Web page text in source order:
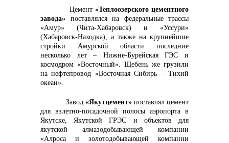
info@vostokcement.ru
Цемент«Теплоозерского цементного
завода» поставлялся на федеральные трассы
«Амур» (Чита-Хабаровск) и «Уссури»
(Хабаровск-Находка), а также на крупнейшие
стройки Амурской области последние
несколько лет – Нижне-Бурейская ГЭС и
космодром «Восточный». Щебень же грузили
на нефтепровод «Восточная Сибирь – Тихий
океан».
Завод «Якутцемент»поставлял цемент
для взлетно-посадочной полосы аэропорта в
Якутске, Якутской ГРЭС и объектов для
якутской алмазодобывающей компании
«Алроса и золотодобывающей компании